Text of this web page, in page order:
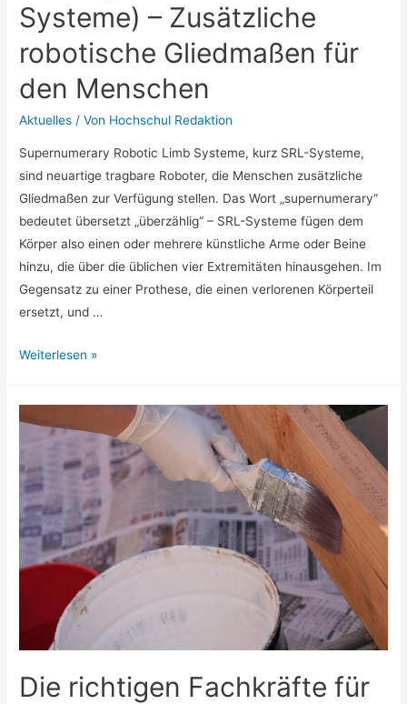
Systeme) – Zusätzliche
robotische Gliedmaßen für
den Menschen
Aktuelles / Von Hochschul Redaktion
Supernumerary Robotic Limb Systeme, kurz SRL-Systeme,
sind neuartige tragbare Roboter, die Menschen zusätzliche
Gliedmaßen zur Verfügung stellen. Das Wort „supernumerary“
bedeutet übersetzt „überzählig“ – SRL-Systeme fügen dem
Körper also einen oder mehrere künstliche Arme oder Beine
hinzu, die über die üblichen vier Extremitäten hinausgehen. Im
Gegensatz zu einer Prothese, die einen verlorenen Körperteil
ersetzt, und …
Supernumerary
Systeme
Systeme)
Zusätzliche
robotische
Gliedmaßen
Menschen
Weiterlesen »
Die richtigen Fachkräfte für